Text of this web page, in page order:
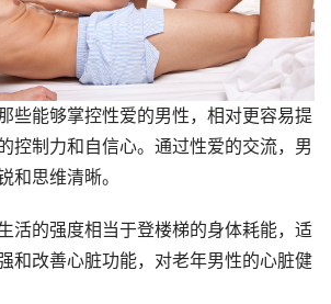
些能够掌控性爱的男性，相对更容易提
控制力和自信心。通过性爱的交流，男
和思维清晰。
活的强度相当于登楼梯的身体耗能，适
和改善心脏功能，对老年男性的心脏健